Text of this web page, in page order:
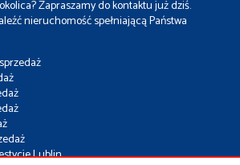
Zapraszamy do kontaktu już dziś.
nieruchomość spełniającą Państwa
Lublin